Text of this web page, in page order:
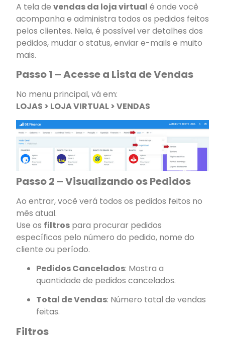
A tela de vendas da loja virtual é onde você
acompanha e administra todos os pedidos feitos
pelos clientes. Nela, é possível ver detalhes dos
pedidos, mudar o status, enviar e-mails e muito
mais.
Passo 1 – Acesse a Lista de Vendas
No menu principal, vá em:
LOJAS > LOJA VIRTUAL > VENDAS
Passo 2 – Visualizando os Pedidos
Ao entrar, você verá todos os pedidos feitos no
mês atual.
Use os filtros para procurar pedidos
específicos pelo número do pedido, nome do
cliente ou período.
Pedidos Cancelados: Mostra a
quantidade de pedidos cancelados.
Total de Vendas: Número total de vendas
feitas.
Filtros